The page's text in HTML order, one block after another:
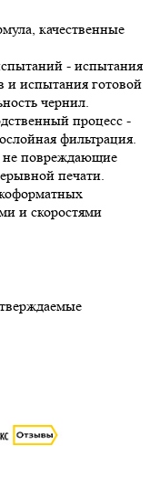
качественные
- испытания
и испытания готовой
чернил.
процесс -
фильтрация.
не повреждающие
печати.
и скоростями